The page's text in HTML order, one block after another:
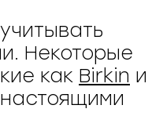
Некоторые
как Birkin и